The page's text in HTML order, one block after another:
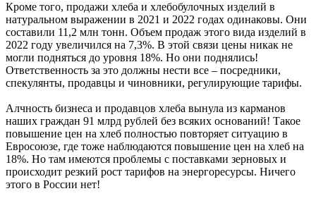
Кроме того, продажи хлеба и хлебобулочных изделий в
натуральном выражении в 2021 и 2022 годах одинаковы. Они
составили 11,2 млн тонн. Объем продаж этого вида изделий в
2022 году увеличился на 7,3%. В этой связи цены никак не
могли подняться до уровня 18%. Но они поднялись!
Ответственность за это должны нести все – посредники,
спекулянты, продавцы и чиновники, регулирующие тарифы.
Алчность бизнеса и продавцов хлеба вынула из карманов
наших граждан 91 млрд рублей без всяких оснований! Такое
повышение цен на хлеб полностью повторяет ситуацию в
Евросоюзе, где тоже наблюдаются повышение цен на хлеб на
18%. Но там имеются проблемы с поставками зерновых и
происходит резкий рост тарифов на энергоресурсы. Ничего
этого в России нет!